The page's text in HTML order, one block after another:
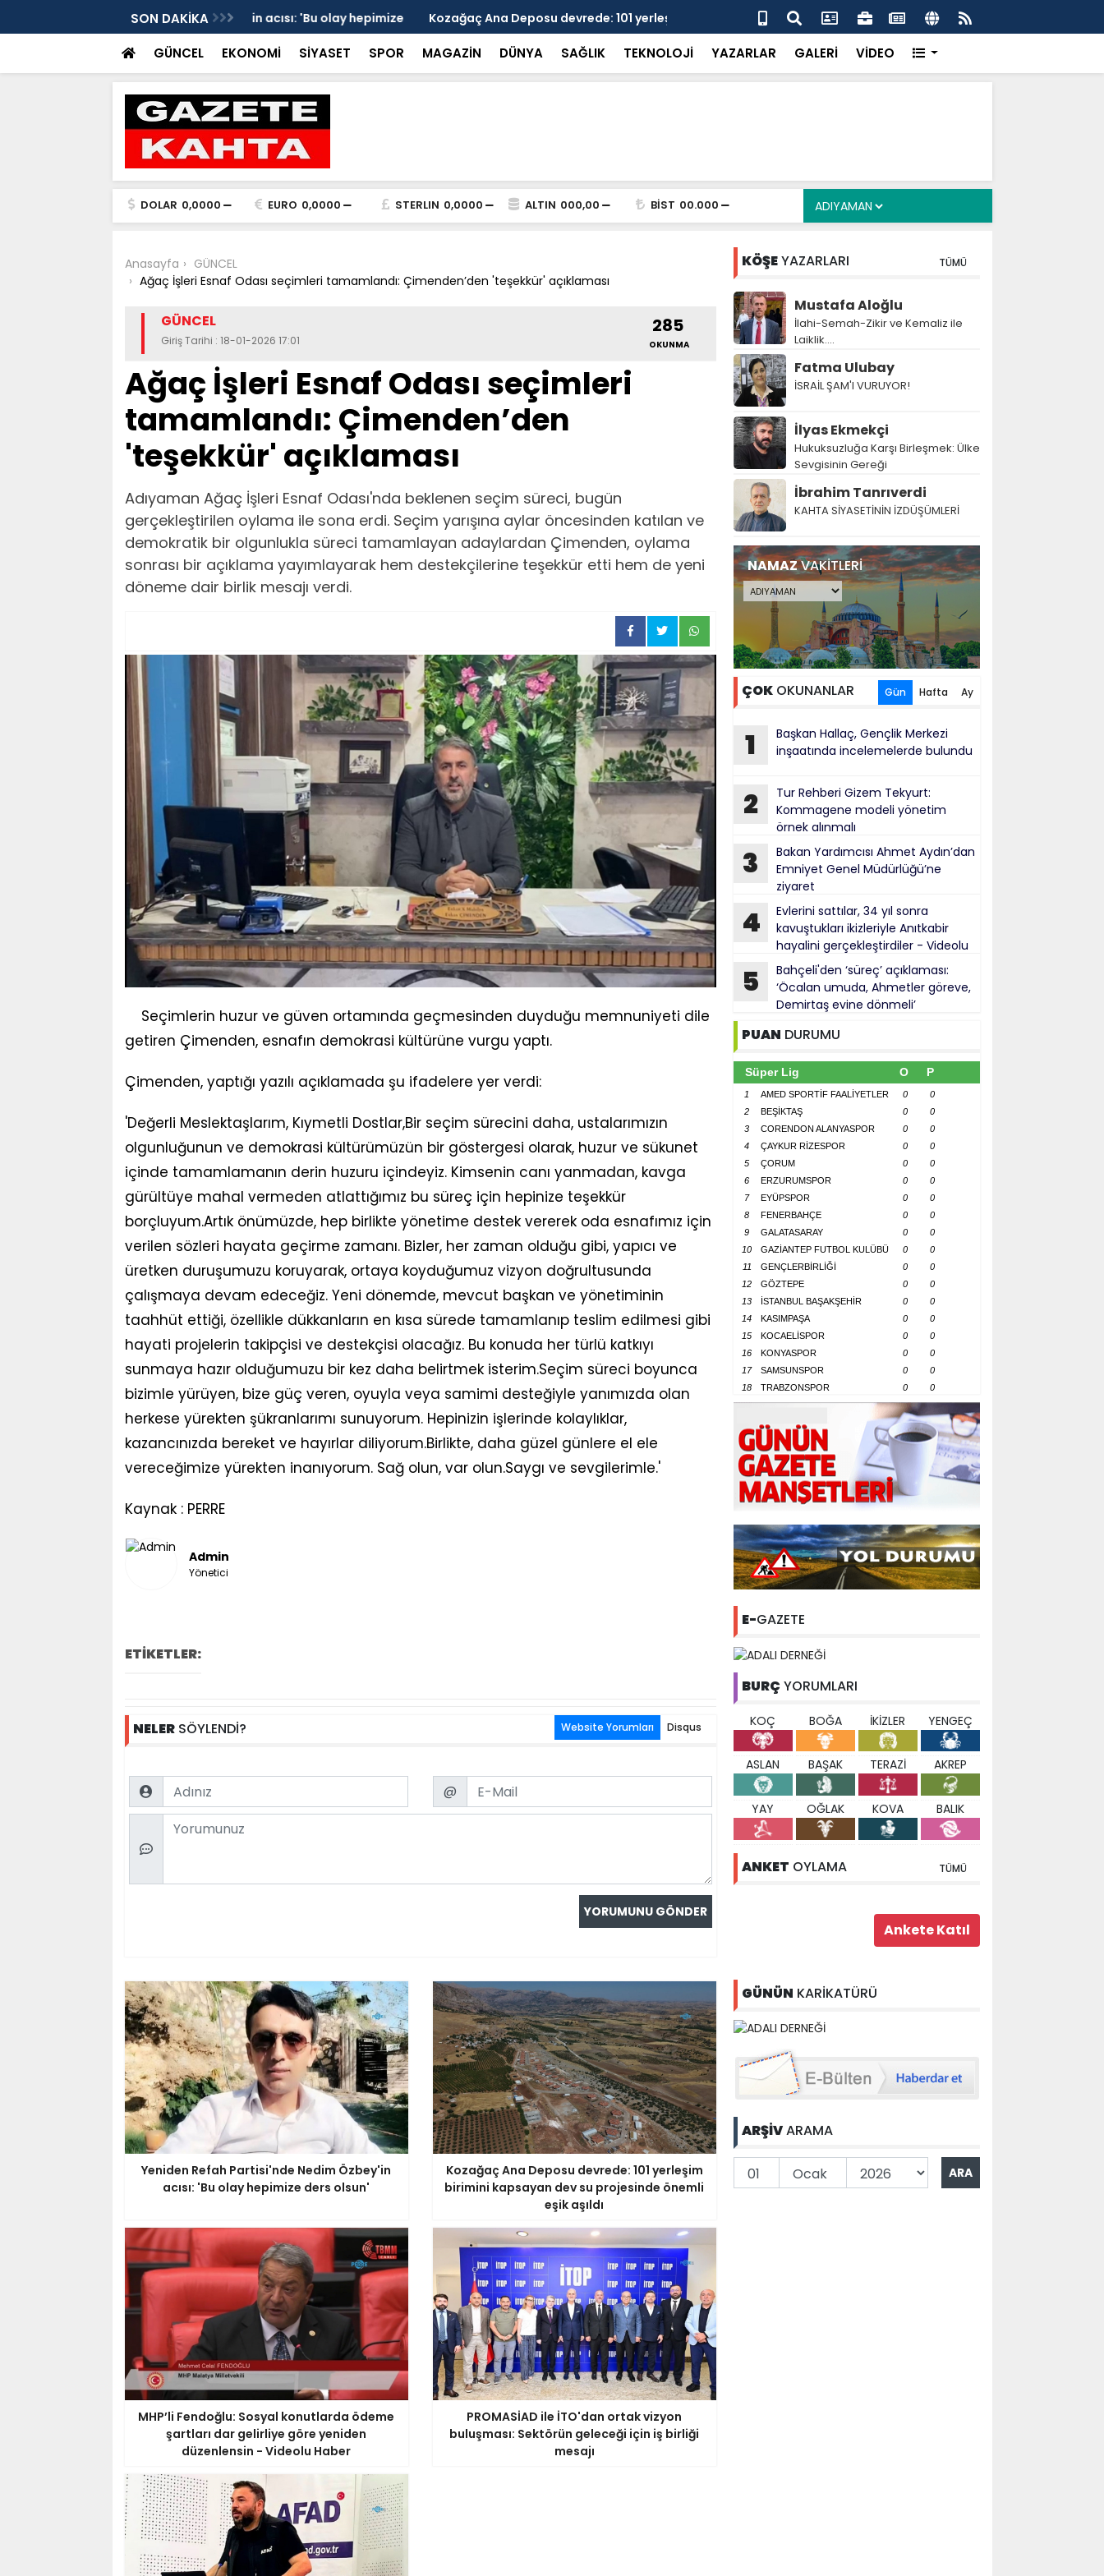
SON DAKİKA
Özbey'in acısı: 'Bu olay hepimize
Kozağaç Ana Deposu devrede: 101 yerleşim birimini kapsayan dev su
projesinde önemli eşik aşıldı
Prof. Dr. Dalyan: ‘Fransız Enstitüsü raporu, Adıyaman'daki siyasi
kırılmayı 'metroköy' kavramıyla açıklıyor’
GÜNCEL EKONOMİ SİYASET SPOR MAGAZİN DÜNYA SAĞLIK TEKNOLOJİ YAZARLAR GALERİ VİDEO
DOLAR 0,0000 EURO 0,0000 STERLIN 0,0000 ALTIN 000,00 BİST 00.000
Anasayfa
GÜNCEL
Ağaç İşleri Esnaf Odası seçimleri tamamlandı: Çimenden’den 'teşekkür' açıklaması
GÜNCEL
Giriş Tarihi : 18-01-2026 17:01
285
OKUNMA
Ağaç İşleri Esnaf Odası seçimleri
tamamlandı: Çimenden’den
'teşekkür' açıklaması
Adıyaman Ağaç İşleri Esnaf Odası'nda beklenen seçim süreci, bugün
gerçekleştirilen oylama ile sona erdi. Seçim yarışına aylar öncesinden katılan ve
demokratik bir olgunlukla süreci tamamlayan adaylardan Çimenden, oylama
sonrası bir açıklama yayımlayarak hem destekçilerine teşekkür etti hem de yeni
döneme dair birlik mesajı verdi.
Seçimlerin huzur ve güven ortamında geçmesinden duyduğu memnuniyeti dile
getiren Çimenden, esnafın demokrasi kültürüne vurgu yaptı.
Çimenden, yaptığı yazılı açıklamada şu ifadelere yer verdi:
'Değerli Meslektaşlarım, Kıymetli Dostlar,Bir seçim sürecini daha, ustalarımızın
olgunluğunun ve demokrasi kültürümüzün bir göstergesi olarak, huzur ve sükunet
içinde tamamlamanın derin huzuru içindeyiz. Kimsenin canı yanmadan, kavga
gürültüye mahal vermeden atlattığımız bu süreç için hepinize teşekkür
borçluyum.Artık önümüzde, hep birlikte yönetime destek vererek oda esnafımız için
verilen sözleri hayata geçirme zamanı. Bizler, her zaman olduğu gibi, yapıcı ve
üretken duruşumuzu koruyarak, ortaya koyduğumuz vizyon doğrultusunda
çalışmaya devam edeceğiz. Yeni dönemde, mevcut başkan ve yönetiminin
taahhüt ettiği, özellikle dükkanların en kısa sürede tamamlanıp teslim edilmesi gibi
hayati projelerin takipçisi ve destekçisi olacağız. Bu konuda her türlü katkıyı
sunmaya hazır olduğumuzu bir kez daha belirtmek isterim.Seçim süreci boyunca
bizimle yürüyen, bize güç veren, oyuyla veya samimi desteğiyle yanımızda olan
herkese yürekten şükranlarımı sunuyorum. Hepinizin işlerinde kolaylıklar,
kazancınızda bereket ve hayırlar diliyorum.Birlikte, daha güzel günlere el ele
vereceğimize yürekten inanıyorum. Sağ olun, var olun.Saygı ve sevgilerimle.'
Kaynak : PERRE
Admin
Yönetici
ETİKETLER:
NELERSÖYLENDİ? Website Yorumları Disqus
Name Email
@
Comment
Yeniden Refah Partisi'nde Nedim Özbey'in
acısı: 'Bu olay hepimize ders olsun'
Kozağaç Ana Deposu devrede: 101 yerleşim
birimini kapsayan dev su projesinde önemli
eşik aşıldı
MHP’li Fendoğlu: Sosyal konutlarda ödeme
şartları dar gelirliye göre yeniden
düzenlensin - Videolu Haber
PROMASİAD ile İTO'dan ortak vizyon
buluşması: Sektörün geleceği için iş birliği
mesajı
KÖŞEYAZARLARI TÜMÜ
Mustafa Aloğlu
İlahi-Semah-Zikir ve Kemaliz ile
Laiklik….
Fatma Ulubay
İSRAİL ŞAM'I VURUYOR!
İlyas Ekmekçi
Hukuksuzluğa Karşı Birleşmek: Ülke
Sevgisinin Gereği
İbrahim Tanrıverdi
KAHTA SİYASETİNİN İZDÜŞÜMLERİ
NAMAZVAKİTLERİ
ÇOKOKUNANLAR Gün Hafta Ay
1
Başkan Hallaç, Gençlik Merkezi
inşaatında incelemelerde bulundu
2
Tur Rehberi Gizem Tekyurt:
Kommagene modeli yönetim
örnek alınmalı
3
Bakan Yardımcısı Ahmet Aydın’dan
Emniyet Genel Müdürlüğü’ne
ziyaret
4
Evlerini sattılar, 34 yıl sonra
kavuştukları ikizleriyle Anıtkabir
hayalini gerçekleştirdiler - Videolu
5
Bahçeli'den ‘süreç’ açıklaması:
‘Öcalan umuda, Ahmetler göreve,
Demirtaş evine dönmeli’
PUAN DURUMU
Süper Lig O P
1 AMED SPORTİF FAALİYETLER 0
0
2
BEŞİKTAŞ 0
0
3
CORENDON ALANYASPOR 0
0
4
ÇAYKUR RİZESPOR 0
0
5
ÇORUM 0
0
6
ERZURUMSPOR 0
0
7
EYÜPSPOR 0
0
8
FENERBAHÇE 0
0
9
GALATASARAY 0
0
10
GAZİANTEP FUTBOL KULÜBÜ 0
0
11
GENÇLERBİRLİĞİ 0
0
12
GÖZTEPE 0
0
13
İSTANBUL BAŞAKŞEHİR 0
0
14
KASIMPAŞA 0
0
15
KOCAELİSPOR 0
0
16
KONYASPOR 0
0
17
SAMSUNSPOR 0
0
18
TRABZONSPOR 0 0
E-GAZETE
BURÇ YORUMLARI
KOÇ BOĞA İKİZLER YENGEÇ
ASLAN BAŞAK TERAZİ AKREP
YAY OĞLAK KOVA BALIK
ANKET OYLAMA TÜMÜ
GÜNÜN KARİKATÜRÜ
ARŞİVARAMA